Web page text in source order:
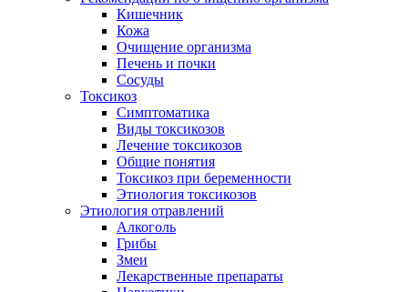
Кишечник
Кожа
Очищение организма
Печень и почки
Сосуды
Токсикоз
Cимптоматика
Виды токсикозов
Лечение токсикозов
Общие понятия
Токсикоз при беременности
Этиология токсикозов
Этиология отравлений
Алкоголь
Грибы
Змеи
Лекарственные препараты